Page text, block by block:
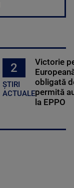
2
ȘTIRI
ACTUALE
Victorie
obligată
permită
la EPPO